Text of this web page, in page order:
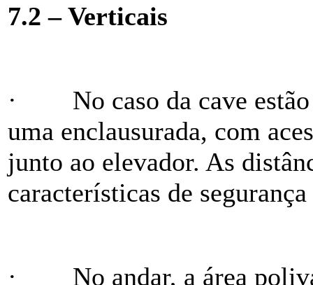
7.2 – Verticais
· No caso da cave
uma enclausurada, com
junto ao elevador. As
características de
· No andar, a área